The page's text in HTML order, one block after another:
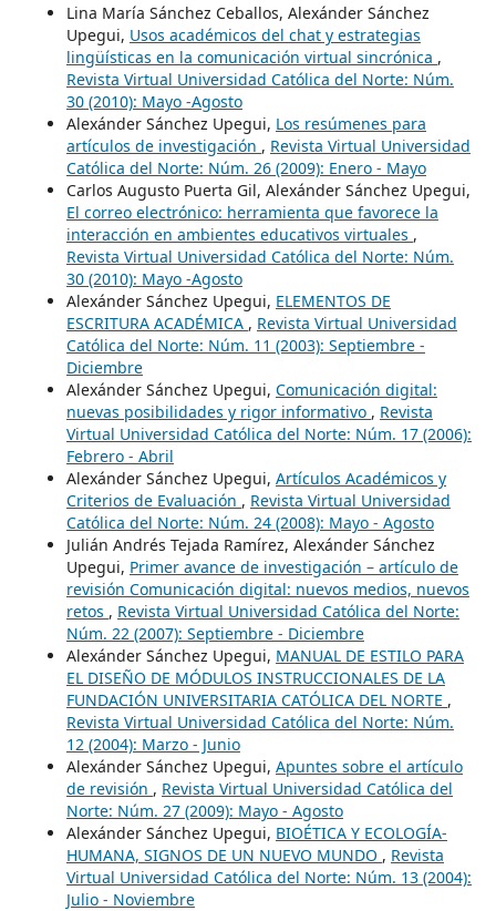
Lina María Sánchez Ceballos, Alexánder Sánchez
Upegui, Usos académicos del chat y estrategias
lingüísticas en la comunicación virtual sincrónica ,
Revista Virtual Universidad Católica del Norte: Núm.
30 (2010): Mayo -Agosto
Alexánder Sánchez Upegui, Los resúmenes para
artículos de investigación , Revista Virtual Universidad
Católica del Norte: Núm. 26 (2009): Enero - Mayo
Carlos Augusto Puerta Gil, Alexánder Sánchez Upegui,
El correo electrónico: herramienta que favorece la
interacción en ambientes educativos virtuales ,
Revista Virtual Universidad Católica del Norte: Núm.
30 (2010): Mayo -Agosto
Alexánder Sánchez Upegui, ELEMENTOS DE
ESCRITURA ACADÉMICA , Revista Virtual Universidad
Católica del Norte: Núm. 11 (2003): Septiembre -
Diciembre
Alexánder Sánchez Upegui, Comunicación digital:
nuevas posibilidades y rigor informativo , Revista
Virtual Universidad Católica del Norte: Núm. 17 (2006):
Febrero - Abril
Alexánder Sánchez Upegui, Artículos Académicos y
Criterios de Evaluación , Revista Virtual Universidad
Católica del Norte: Núm. 24 (2008): Mayo - Agosto
Julián Andrés Tejada Ramírez, Alexánder Sánchez
Upegui, Primer avance de investigación – artículo de
revisión Comunicación digital: nuevos medios, nuevos
retos , Revista Virtual Universidad Católica del Norte:
Núm. 22 (2007): Septiembre - Diciembre
Alexánder Sánchez Upegui, MANUAL DE ESTILO PARA
EL DISEÑO DE MÓDULOS INSTRUCCIONALES DE LA
FUNDACIÓN UNIVERSITARIA CATÓLICA DEL NORTE ,
Revista Virtual Universidad Católica del Norte: Núm.
12 (2004): Marzo - Junio
Alexánder Sánchez Upegui, Apuntes sobre el artículo
de revisión , Revista Virtual Universidad Católica del
Norte: Núm. 27 (2009): Mayo - Agosto
Alexánder Sánchez Upegui, BIOÉTICA Y ECOLOGÍA-
HUMANA, SIGNOS DE UN NUEVO MUNDO , Revista
Virtual Universidad Católica del Norte: Núm. 13 (2004):
Julio - Noviembre